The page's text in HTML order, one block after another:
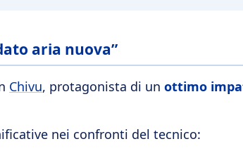
aria nuova”
Chivu, protagonista di un ottimo
nei confronti del tecnico: